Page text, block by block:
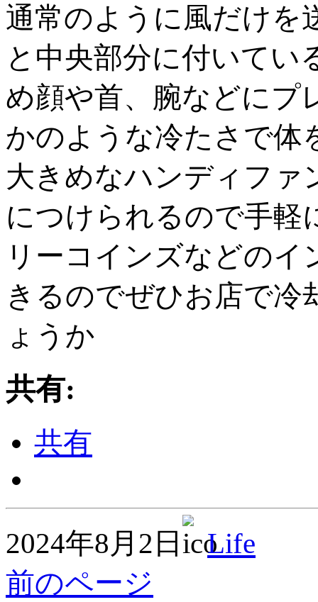
通常のように風だけを
と中央部分に付いてい
め顔や首、腕などにプ
かのような冷たさで体
大きめなハンディファ
につけられるので手軽
リーコインズなどの
きるのでぜひお店で
ょうか
共有:
共有
2024年8月2日
Life
前のページ